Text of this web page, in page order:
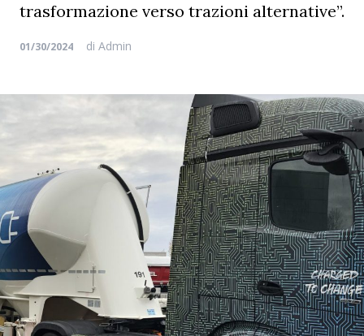
trasformazione verso trazioni alternative”.
01/30/2024 di Admin